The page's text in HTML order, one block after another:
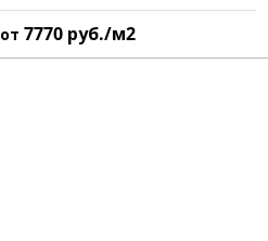
от 7770 руб./м2